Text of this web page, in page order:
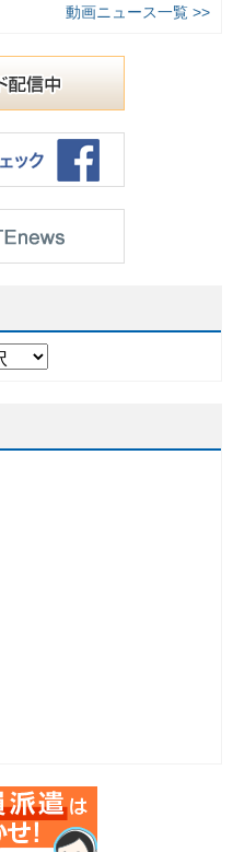
動画ニュース一覧 >>